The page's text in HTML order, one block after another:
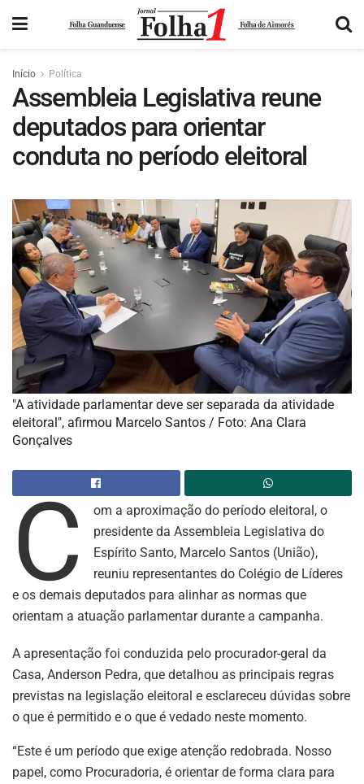
Início Política
Assembleia Legislativa reune
deputados para orientar
conduta no período eleitoral
"A atividade parlamentar deve ser separada da atividade
eleitoral", afirmou Marcelo Santos / Foto: Ana Clara
Gonçalves
C
om a aproximação do período eleitoral, o
presidente da Assembleia Legislativa do
Espírito Santo, Marcelo Santos (União),
reuniu representantes do Colégio de Líderes
e os demais deputados para alinhar as normas que
orientam a atuação parlamentar durante a campanha.
A apresentação foi conduzida pelo procurador-geral da
Casa, Anderson Pedra, que detalhou as principais regras
previstas na legislação eleitoral e esclareceu dúvidas sobre
o que é permitido e o que é vedado neste momento.
“Este é um período que exige atenção redobrada. Nosso
papel, como Procuradoria, é orientar de forma clara para